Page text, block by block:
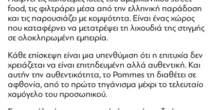
food, τις φιλτράρει μέσα από την ελληνική παράδοση
και τις παρουσιάζει με κομψότητα. Είναι ένας χώρος
που καταφέρνει να μετατρέψει τη λιχουδιά της στιγμής
σε ολοκληρωμένη εμπειρία.
Κάθε επίσκεψη είναι μια υπενθύμιση ότι η επιτυχία δεν
χρειάζεται να είναι επιτηδευμένη αλλά αυθεντική. Και
αυτήν την αυθεντικότητα, το Pommes τη διαθέτει σε
αφθονία, από το πρώτο τηγάνισμα μέχρι το τελευταίο
χαμόγελο του προσωπικού.